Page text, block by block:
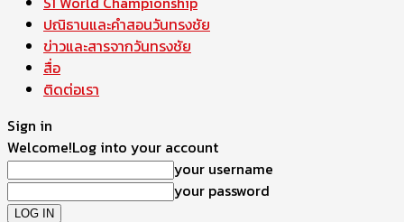
ปณิธานและคำสอนวันทรงชัย
ข่าวและสารจากวันทรงชัย
สื่อ
ติดต่อเรา
Sign in
Welcome!Log into your account
your username
your password